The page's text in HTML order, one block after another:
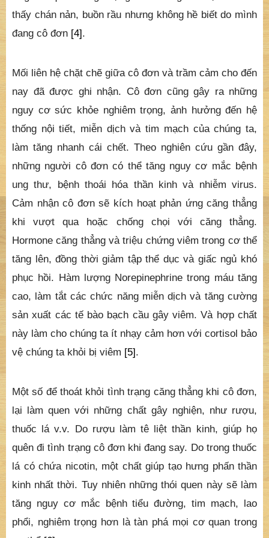
thấy chán nản, buồn rầu nhưng không hề biết do mình
đang cô đơn [4].
Mối liên hệ chặt chẽ giữa cô đơn và trầm cảm cho đến
nay đã được ghi nhận. Cô đơn cũng gây ra những
nguy cơ sức khỏe nghiêm trọng, ảnh hưởng đến hệ
thống nội tiết, miễn dịch và tim mạch của chúng ta,
làm tăng nhanh cái chết. Theo nghiên cứu gần đây,
những người cô đơn có thể tăng nguy cơ mắc bệnh
ung thư, bệnh thoái hóa thần kinh và nhiễm virus.
Cảm nhận cô đơn sẽ kích hoạt phản ứng căng thẳng
khi vượt qua hoặc chống chọi với căng thẳng.
Hormone căng thẳng và triệu chứng viêm trong cơ thể
tăng lên, đồng thời giảm tập thể dục và giấc ngủ khó
phục hồi. Hàm lượng Norepinephrine trong máu tăng
cao, làm tắt các chức năng miễn dịch và tăng cường
sản xuất các tế bào bạch cầu gây viêm. Và hợp chất
này làm cho chúng ta ít nhạy cảm hơn với cortisol bảo
vệ chúng ta khỏi bị viêm [5].
Một số để thoát khỏi tình trạng căng thẳng khi cô đơn,
lại làm quen với những chất gây nghiện, như rượu,
thuốc lá v.v. Do rượu làm tê liệt thần kinh, giúp họ
quên đi tình trạng cô đơn khi đang say. Do trong thuốc
lá có chứa nicotin, một chất giúp tạo hưng phấn thần
kinh nhất thời. Tuy nhiên những thói quen này sẽ làm
tăng nguy cơ mắc bệnh tiểu đường, tim mạch, lao
phổi, nghiêm trọng hơn là tàn phá mọi cơ quan trong